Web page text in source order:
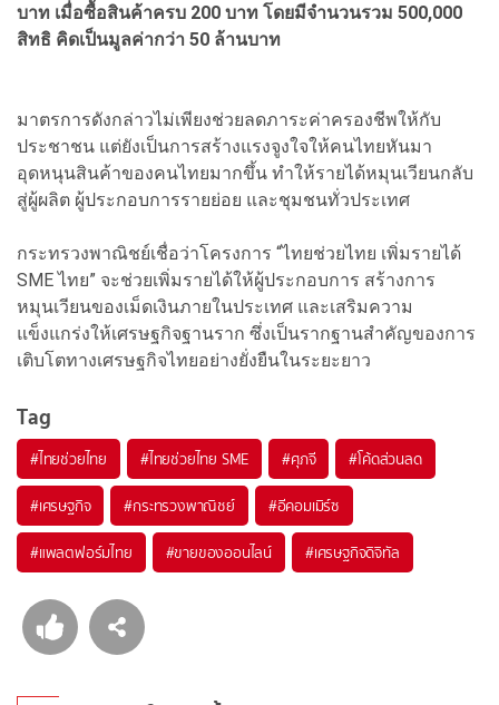
บาท เมื่อซื้อสินค้าครบ 200 บาท โดยมีจำนวนรวม 500,000
สิทธิ คิดเป็นมูลค่ากว่า 50 ล้านบาท
มาตรการดังกล่าวไม่เพียงช่วยลดภาระค่าครองชีพให้กับ
ประชาชน แต่ยังเป็นการสร้างแรงจูงใจให้คนไทยหันมา
อุดหนุนสินค้าของคนไทยมากขึ้น ทำให้รายได้หมุนเวียนกลับ
สู่ผู้ผลิต ผู้ประกอบการรายย่อย และชุมชนทั่วประเทศ
กระทรวงพาณิชย์เชื่อว่าโครงการ “ไทยช่วยไทย เพิ่มรายได้
SME ไทย” จะช่วยเพิ่มรายได้ให้ผู้ประกอบการ สร้างการ
หมุนเวียนของเม็ดเงินภายในประเทศ และเสริมความ
แข็งแกร่งให้เศรษฐกิจฐานราก ซึ่งเป็นรากฐานสำคัญของการ
เติบโตทางเศรษฐกิจไทยอย่างยั่งยืนในระยะยาว
Tag
#ไทยช่วยไทย #ไทยช่วยไทย SME #ศุภจี #โค้ดส่วนลด
#เศรษฐกิจ #กระทรวงพาณิชย์ #อีคอมเมิร์ซ
#แพลตฟอร์มไทย #ขายของออนไลน์ #เศรษฐกิจดิจิทัล